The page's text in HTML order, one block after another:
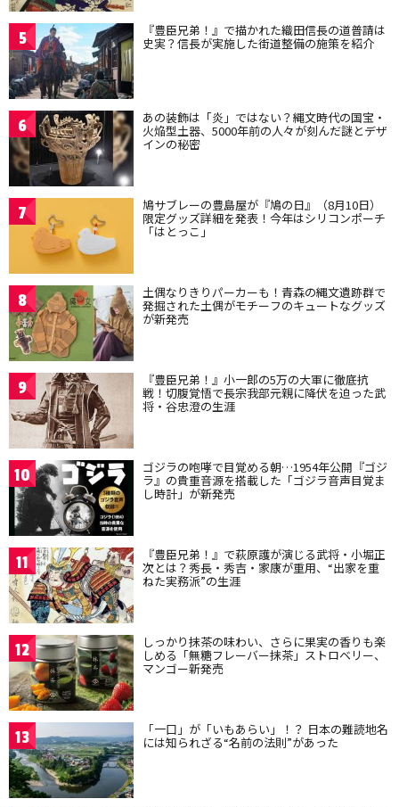
5 『豊臣兄弟！』で描かれた織田信長の道普請は
史実？信長が実施した街道整備の施策を紹介
6 あの装飾は「炎」ではない？縄文時代の国宝・
火焔型土器、5000年前の人々が刻んだ謎とデザ
インの秘密
7 鳩サブレーの豊島屋が『鳩の日』（8月10日）
限定グッズ詳細を発表！今年はシリコンポーチ
「はとっこ」
8 土偶なりきりパーカーも！青森の縄文遺跡群で
発掘された土偶がモチーフのキュートなグッズ
が新発売
9 『豊臣兄弟！』小一郎の5万の大軍に徹底抗
戦！切腹覚悟で長宗我部元親に降伏を迫った武
将・谷忠澄の生涯
10 ゴジラの咆哮で目覚める朝…1954年公開『ゴジ
ラ』の貴重音源を搭載した「ゴジラ音声目覚ま
し時計」が新発売
11 『豊臣兄弟！』で萩原護が演じる武将・小堀正
次とは？秀長・秀吉・家康が重用、“出家を重
ねた実務派”の生涯
12 しっかり抹茶の味わい、さらに果実の香りも楽
しめる「無糖フレーバー抹茶」ストロベリー、
マンゴー新発売
13 「一口」が「いもあらい」！？ 日本の難読地名
には知られざる“名前の法則”があった